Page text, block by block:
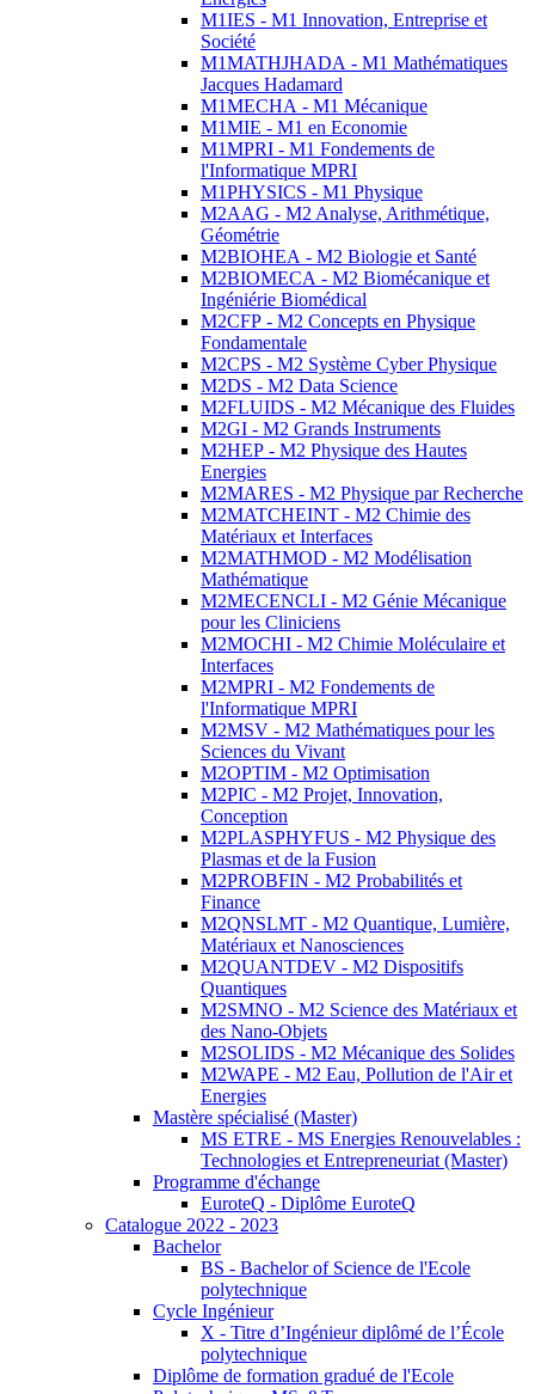
M1IES - M1 Innovation, Entreprise et
Société
M1MATHJHADA - M1 Mathématiques
Jacques Hadamard
M1MECHA - M1 Mécanique
M1MIE - M1 en Economie
M1MPRI - M1 Fondements de
l'Informatique MPRI
M1PHYSICS - M1 Physique
M2AAG - M2 Analyse, Arithmétique,
Géométrie
M2BIOHEA - M2 Biologie et Santé
M2BIOMECA - M2 Biomécanique et
Ingéniérie Biomédical
M2CFP - M2 Concepts en Physique
Fondamentale
M2CPS - M2 Système Cyber Physique
M2DS - M2 Data Science
M2FLUIDS - M2 Mécanique des Fluides
M2GI - M2 Grands Instruments
M2HEP - M2 Physique des Hautes
Energies
M2MARES - M2 Physique par Recherche
M2MATCHEINT - M2 Chimie des
Matériaux et Interfaces
M2MATHMOD - M2 Modélisation
Mathématique
M2MECENCLI - M2 Génie Mécanique
pour les Cliniciens
M2MOCHI - M2 Chimie Moléculaire et
Interfaces
M2MPRI - M2 Fondements de
l'Informatique MPRI
M2MSV - M2 Mathématiques pour les
Sciences du Vivant
M2OPTIM - M2 Optimisation
M2PIC - M2 Projet, Innovation,
Conception
M2PLASPHYFUS - M2 Physique des
Plasmas et de la Fusion
M2PROBFIN - M2 Probabilités et
Finance
M2QNSLMT - M2 Quantique, Lumière,
Matériaux et Nanosciences
M2QUANTDEV - M2 Dispositifs
Quantiques
M2SMNO - M2 Science des Matériaux et
des Nano-Objets
M2SOLIDS - M2 Mécanique des Solides
M2WAPE - M2 Eau, Pollution de l'Air et
Energies
Mastère spécialisé (Master)
MS ETRE - MS Energies Renouvelables :
Technologies et Entrepreneuriat (Master)
Programme d'échange
EuroteQ - Diplôme EuroteQ
Catalogue 2022 - 2023
Bachelor
BS - Bachelor of Science de l'Ecole
polytechnique
Cycle Ingénieur
X - Titre d’Ingénieur diplômé de l’École
polytechnique
Diplôme de formation gradué de l'Ecole